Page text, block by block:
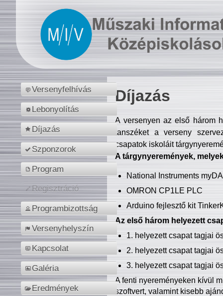
Versenyfelhívás
Lebonyolítás
Díjazás
Szponzorok
Program
Regisztráció
Programbizottság
Versenyhelyszín
Kapcsolat
Galéria
Eredmények
Díjazás
A versenyen az első három
tanszéket a verseny
csapatok iskoláit
A tárgynyeremények,
National Instruments
OMRON CP1LE PLC
Arduino fejlesztő kit
Az első három helyezett
1. helyezett csapat tagjai
2. helyezett csapat tagjai
3. helyezett csapat tagjai
A fenti nyereményeken kívül
szoftvert, valamint kisebb